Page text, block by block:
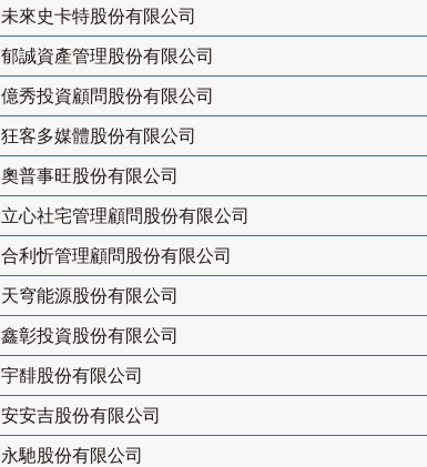
未來史卡特股份有限公司
郁誠資產管理股份有限公司
億秀投資顧問股份有限公司
狂客多媒體股份有限公司
奧普事旺股份有限公司
立心社宅管理顧問股份有限公司
合利忻管理顧問股份有限公司
天穹能源股份有限公司
鑫彰投資股份有限公司
宇馡股份有限公司
安安吉股份有限公司
永馳股份有限公司